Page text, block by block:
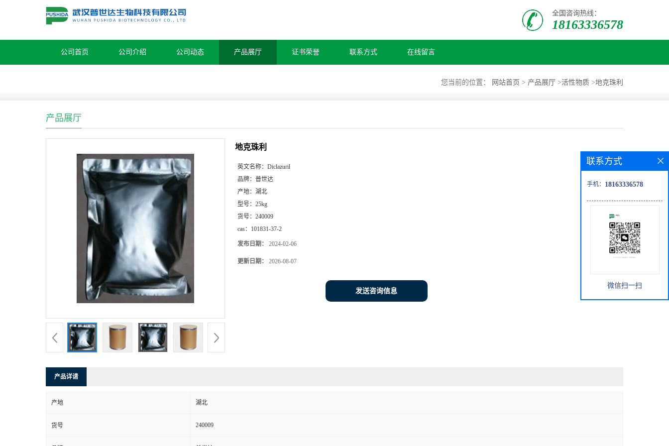
全国咨询热线：
18163336578
公司首页 公司介绍 公司动态 产品展厅 证书荣誉 联系方式 在线留言
您当前的位置： 网站首页 > 产品展厅 >活性物质 >地克珠利
产品展厅
地克珠利
英文名称： Diclazuril
品牌： 普世达
产地： 湖北
型号： 25kg
货号： 240009
cas： 101831-37-2
发布日期： 2024-02-06
更新日期： 2026-08-07
发送咨询信息
产品详请
产地 湖北
货号 240009
联系方式
手机： 18163336578
微信扫一扫